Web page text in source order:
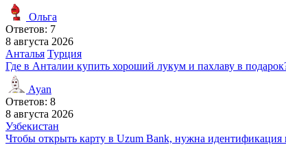
Ольга
Ответов: 7
8 августа 2026
Анталья Турция
Где в Анталии купить хороший лукум и пахлаву в
Ayan
Ответов: 8
8 августа 2026
Узбекистан
Чтобы открыть карту в Uzum Bank, нужна идентификация